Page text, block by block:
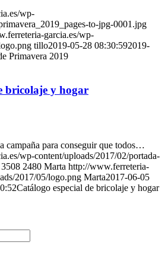
wp-
to-jpg-0001.jpg
garcia.es/wp-
tillo2019-05-28 08:30:592019-
Primavera 2019
bricolaje y hogar
campaña para conseguir que todos…
wp-content/uploads/2017/02/portada-
3508 2480 Marta http://www.ferreteria-
2017/05/logo.png Marta2017-06-05
Catálogo especial de bricolaje y hogar